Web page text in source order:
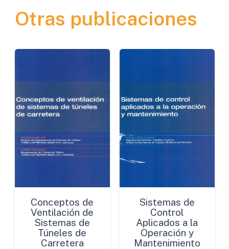
un
Futuro
Otras publicaciones
Conceptos de
Ventilación de
Sistemas de
Túneles de
Carretera
Sistemas de
Control
Aplicados a la
Operación y
Mantenimiento